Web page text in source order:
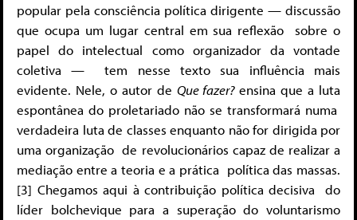
popular pela consciência política dirigente — discussão
que ocupa um lugar central em sua reflexãosobre o
papel do intelectual como organizador da vontade
coletiva —tem nesse texto sua influência mais
evidente. Nele, o autor de Que fazer?ensina que a luta
espontânea do proletariado não se transformará numa
verdadeira luta de classes enquanto não for dirigida por
uma organizaçãode revolucionários capaz de realizar a
mediação entre a teoria e a prática política das massas.
[3] Chegamos aqui à contribuição política decisiva do
líder bolchevique para a superação do voluntarismo